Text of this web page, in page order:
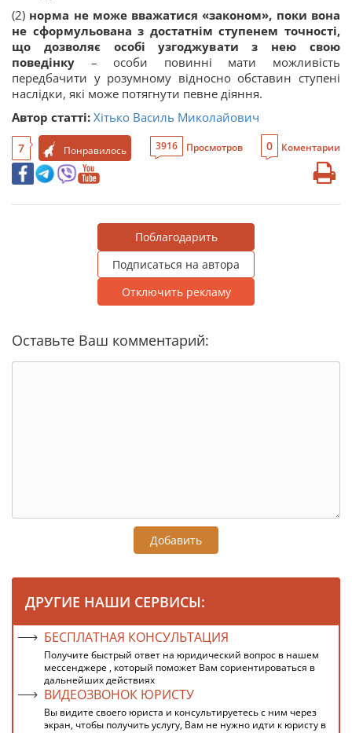
(2) норма не може вважатися «законом», поки вона
не сформульована з достатнім ступенем точності,
що дозволяє особі узгоджувати з нею свою
поведінку – особи повинні мати можливість
передбачити у розумному відносно обставин ступені
наслідки, які може потягнути певне діяння.
Автор статті: Хітько Василь Миколайович
7 Понравилось 3916 Просмотров 0 Коментарии
Поблагодарить
Подписаться на автора
Отключить рекламу
Оставьте Ваш комментарий:
Добавить
ДРУГИЕ НАШИ СЕРВИСЫ:
БЕСПЛАТНАЯ КОНСУЛЬТАЦИЯ
Получите быстрый ответ на юридический вопрос в нашем
мессенджере , который поможет Вам сориентироваться в
дальнейших действиях
ВИДЕОЗВОНОК ЮРИСТУ
Вы видите своего юриста и консультируетесь с ним через
экран, чтобы получить услугу, Вам не нужно идти к юристу в